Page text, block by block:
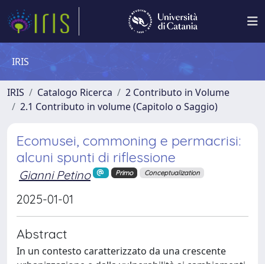
IRIS
IRIS Catalogo Ricerca
2 Contributo in Volume
2.1 Contributo in volume (Capitolo o Saggio)
Ecomusei, commoning e permacrisi:
alcuni spunti di riflessione
Gianni Petino Primo Conceptualization
2025-01-01
Abstract
In un contesto caratterizzato da una crescente